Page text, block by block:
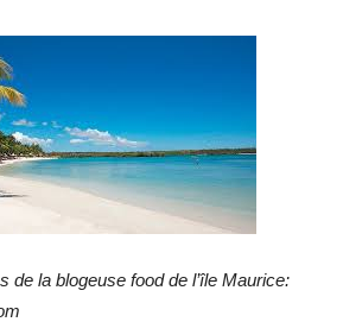
de la blogeuse food de l’île Maurice: